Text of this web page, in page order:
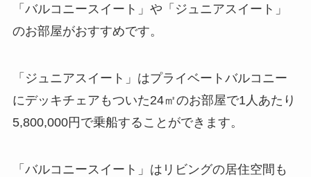
「バルコニースイート」や「ジュニアスイート」
のお部屋がおすすめです。
「ジュニアスイート」はプライベートバルコニー
にデッキチェアもついた24㎡のお部屋で1人あたり
5,800,000円で乗船することができます。
「バルコニースイート」はリビングの居住空間も